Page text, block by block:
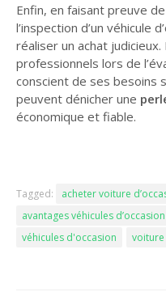
Enfin, en faisant preuve
l’inspection d’un véhicule
réaliser un achat judicieux.
professionnels lors de
conscient de ses besoins
peuvent dénicher une
économique et fiable.
Tagged:
acheter voiture
avantages véhicules d’occasion
véhicules d'occasion
voiture